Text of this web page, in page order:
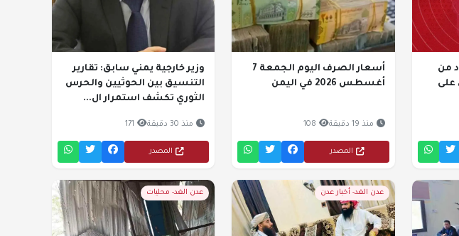
7 جنود من
على
أسعار الصرف اليوم الجمعة 7
أغسطس 2026 في اليمن
منذ 19 دقيقة 108
المصدر
وزير خارجية يمني سابق: تقارير
التنسيق بين الحوثيين والحرس
الثوري تكشف استمرار ال...
منذ 30 دقيقة 171
المصدر
عدن الغد- أخبار عدن عدن الغد- محليات